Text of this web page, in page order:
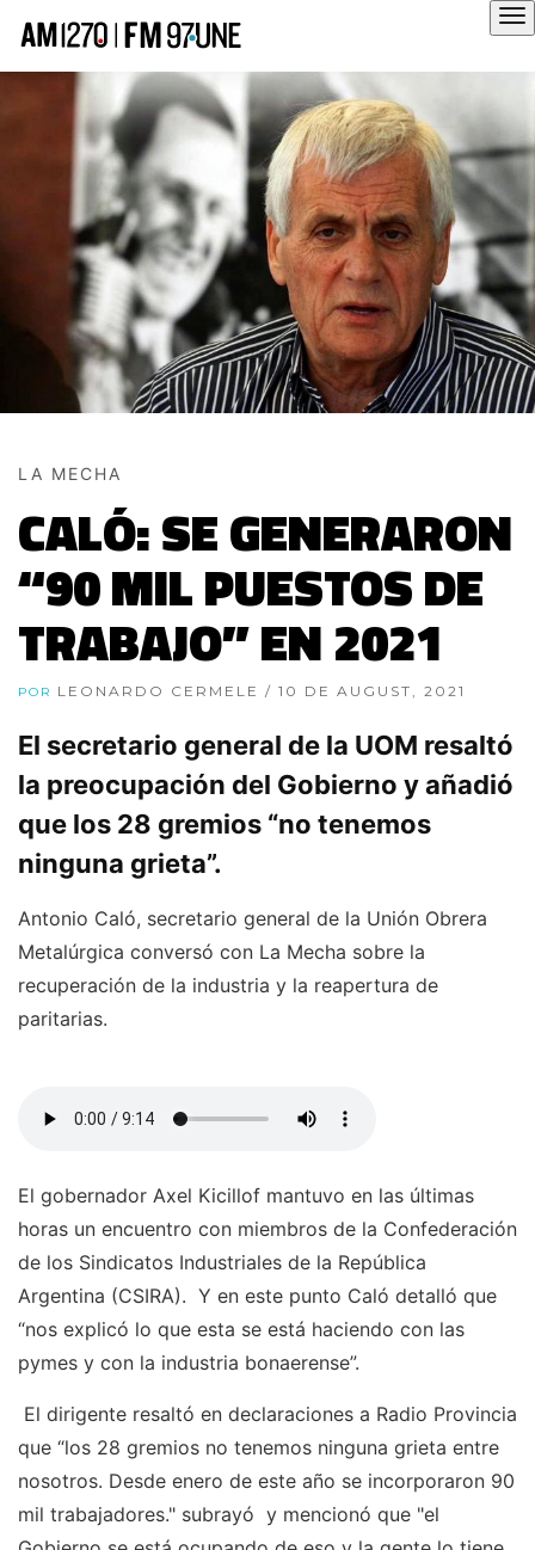
LA MECHA
CALÓ: SE GENERARON
“90 MIL PUESTOS DE
TRABAJO” EN 2021
POR LEONARDO CERMELE / 10 DE AUGUST, 2021
El secretario general de la UOM resaltó
la preocupación del Gobierno y añadió
que los 28 gremios “no tenemos
ninguna grieta”.
Antonio Caló, secretario general de la Unión Obrera
Metalúrgica conversó con La Mecha sobre la
recuperación de la industria y la reapertura de
paritarias.
El gobernador Axel Kicillof mantuvo en las últimas
horas un encuentro con miembros de la Confederación
de los Sindicatos Industriales de la República
Argentina (CSIRA). Y en este punto Caló detalló que
“nos explicó lo que esta se está haciendo con las
pymes y con la industria bonaerense”.
El dirigente resaltó en declaraciones a Radio Provincia
que “los 28 gremios no tenemos ninguna grieta entre
nosotros. Desde enero de este año se incorporaron 90
mil trabajadores." subrayó y mencionó que "el